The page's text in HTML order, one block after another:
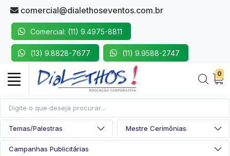
comercial@dialethoseventos.com.br
Comercial: (11) 9.4975-8811
(13) 9.8828-7677 (11) 9.9588-2747
0